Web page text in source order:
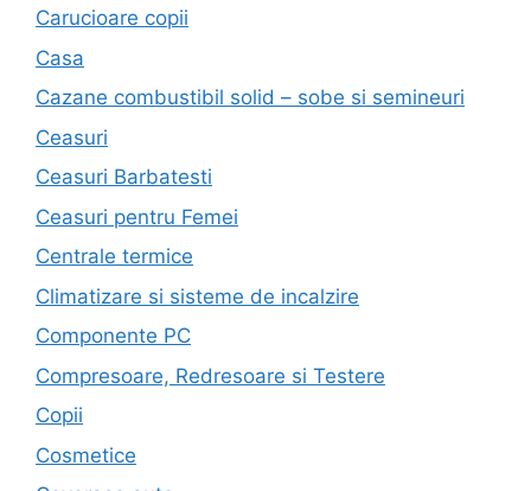
Carucioare copii
Casa
Cazane combustibil solid – sobe si semineuri
Ceasuri
Ceasuri Barbatesti
Ceasuri pentru Femei
Centrale termice
Climatizare si sisteme de incalzire
Componente PC
Compresoare, Redresoare si Testere
Copii
Cosmetice